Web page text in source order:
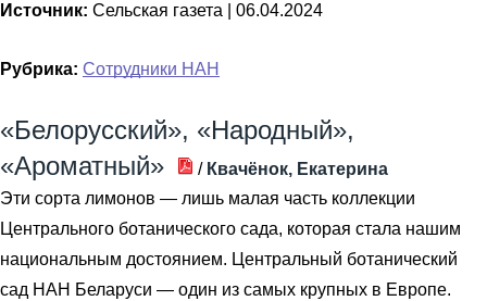
Источник: Сельская газета | 06.04.2024
Рубрика: Сотрудники НАН
«Белорусский», «Народный»,
«Ароматный»
/ Квачёнок, Екатерина
Эти сорта лимонов — лишь малая часть коллекции
Центрального ботанического сада, которая стала нашим
национальным достоянием. Центральный ботанический
сад НАН Беларуси — один из самых крупных в Европе.